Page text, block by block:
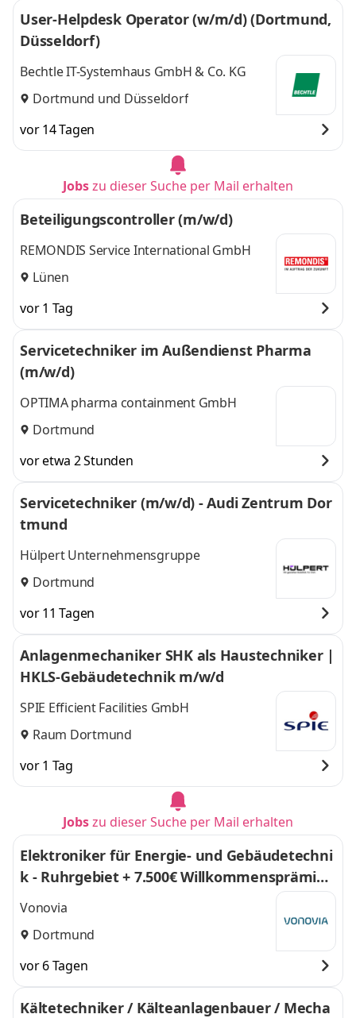
User-Helpdesk Operator (w/m/d) (Dortmund,
Düsseldorf)
Bechtle IT-Systemhaus GmbH & Co. KG
Dortmund und Düsseldorf
vor 14 Tagen
Jobszu dieser Suche per Mail erhalten
Beteiligungscontroller (m/w/d)
REMONDIS Service International GmbH
Lünen
vor 1 Tag
Servicetechniker im Außendienst Pharma
(m/w/d)
OPTIMA pharma containment GmbH
Dortmund
vor etwa 2 Stunden
Servicetechniker (m/w/d) - Audi Zentrum Dor
tmund
Hülpert Unternehmensgruppe
Dortmund
vor 11 Tagen
Anlagenmechaniker SHK als Haustechniker |
HKLS-Gebäudetechnik m/w/d
SPIE Efficient Facilities GmbH
Raum Dortmund
vor 1 Tag
Jobszu dieser Suche per Mail erhalten
Elektroniker für Energie- und Gebäudetechni
k - Ruhrgebiet + 7.500€ Willkommensprämie
(m/w/d)
Vonovia
Dortmund
vor 6 Tagen
Kältetechniker / Kälteanlagenbauer / Mecha